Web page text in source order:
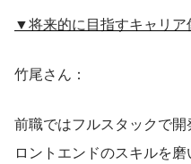
▼将来的に目指すキャリア
竹尾さん：
前職ではフルスタックで
ロントエンドのスキルを磨